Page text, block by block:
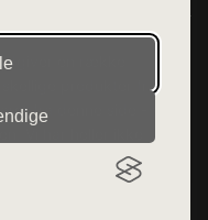
en række
produkter fra
fra denne side - vi
Vi har heller ikke